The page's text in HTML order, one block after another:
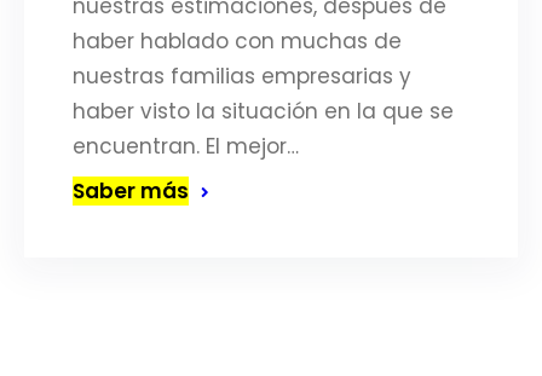
nuestras estimaciones, después de
haber hablado con muchas de
nuestras familias empresarias y
haber visto la situación en la que se
encuentran. El mejor…
Saber más